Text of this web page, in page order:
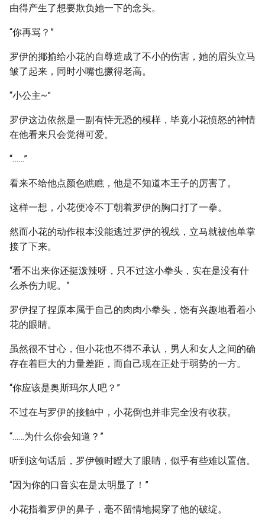
由得产生了想要欺负她一下的念头。
“你再骂？”
罗伊的揶揄给小花的自尊造成了不小的伤害，她的眉头立马
皱了起来，同时小嘴也撅得老高。
“小公主~”
罗伊这边依然是一副有恃无恐的模样，毕竟小花愤怒的神情
在他看来只会觉得可爱。
“……”
看来不给他点颜色瞧瞧，他是不知道本王子的厉害了。
这样一想，小花便冷不丁朝着罗伊的胸口打了一拳。
然而小花的动作根本没能逃过罗伊的视线，立马就被他单掌
接了下来。
“看不出来你还挺泼辣呀，只不过这小拳头，实在是没有什
么杀伤力呢。”
罗伊捏了捏原本属于自己的肉肉小拳头，饶有兴趣地看着小
花的眼睛。
虽然很不甘心，但小花也不得不承认，男人和女人之间的确
存在着巨大的力量差距，而自己现在正处于弱势的一方。
“你应该是奥斯玛尔人吧？”
不过在与罗伊的接触中，小花倒也并非完全没有收获。
“……为什么你会知道？”
听到这句话后，罗伊顿时瞪大了眼睛，似乎有些难以置信。
“因为你的口音实在是太明显了！”
小花指着罗伊的鼻子，毫不留情地揭穿了他的破绽。